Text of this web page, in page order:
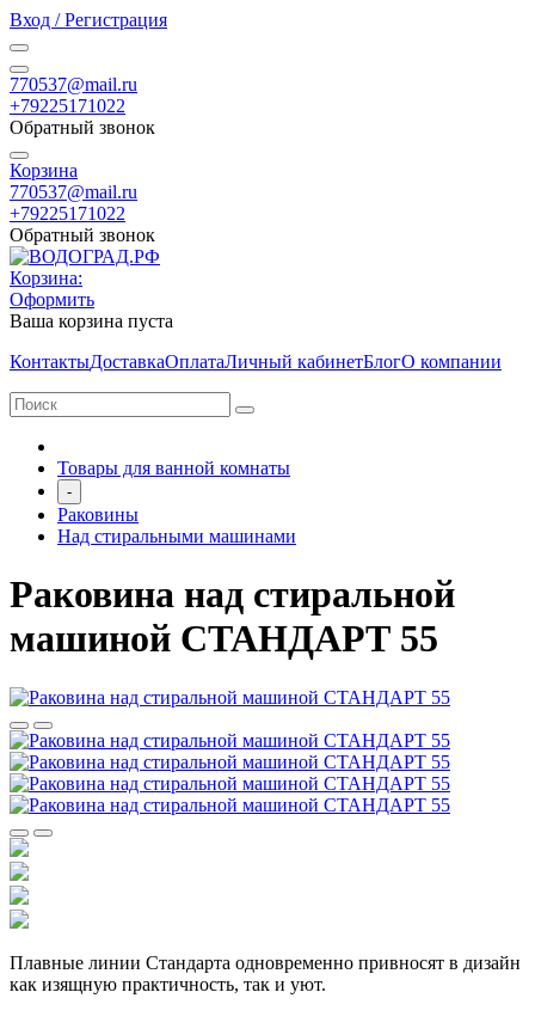
Вход / Регистрация
770537@mail.ru
+79225171022
Обратный звонок
Корзина
770537@mail.ru
+79225171022
Обратный звонок
Корзина:
Оформить
Ваша корзина пуста
КонтактыДоставкаОплатаЛичный кабинетБлогО компании
Товары для ванной комнаты
-
Раковины
Над стиральными машинами
Раковина над стиральной
машиной СТАНДАРТ 55
Плавные линии Стандарта одновременно привносят в дизайн
как изящную практичность, так и уют.